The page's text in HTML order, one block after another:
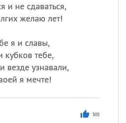
и не сдаваться,
желаю лет!
я и славы,
тебе,
везде узнавали,
я мечте!
305